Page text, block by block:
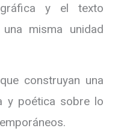
y el texto
misma unidad
construyan una
y poética sobre lo